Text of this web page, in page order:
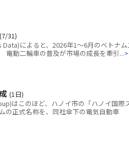
(7/31)
によると、2026年1～6月のベトナム
動二輪車の普及が市場の成長を牽引...
(1日)
はこのほど、ハノイ市の「ハノイ国際
の正式名称を、同社傘下の電気自動車